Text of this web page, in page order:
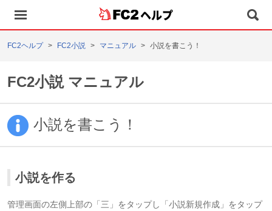
ヘルプ
FC2ヘルプ FC2小説 マニュアル 小説を書こう！
FC2小説 マニュアル
小説を書こう！
小説を作る
管理画面の左側上部の「三」をタップし「小説新規作成」をタップ